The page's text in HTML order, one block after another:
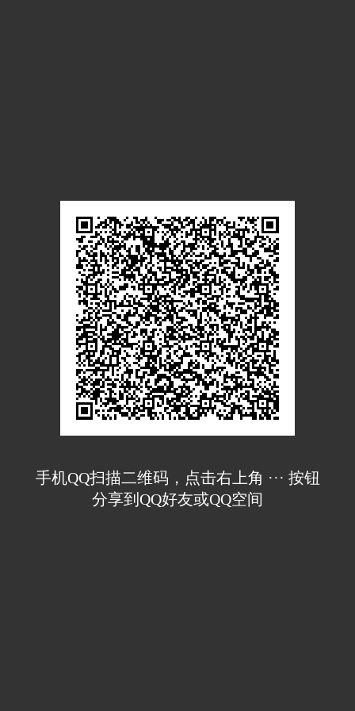
手机QQ扫描二维码，点击右上角 ··· 按钮
分享到QQ好友或QQ空间